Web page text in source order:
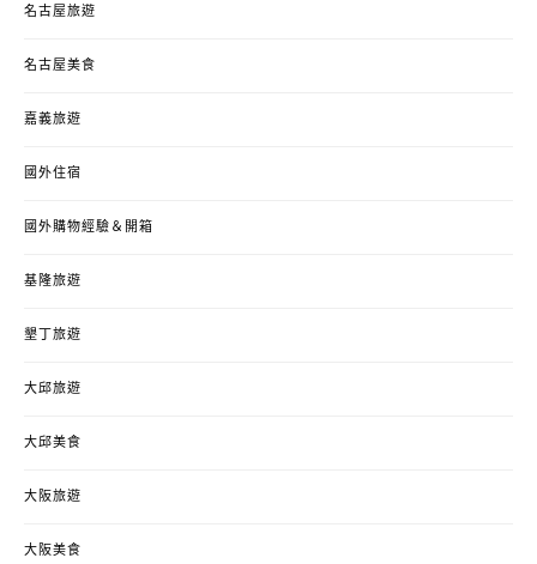
名古屋旅遊
名古屋美食
嘉義旅遊
國外住宿
國外購物經驗＆開箱
基隆旅遊
墾丁旅遊
大邱旅遊
大邱美食
大阪旅遊
大阪美食